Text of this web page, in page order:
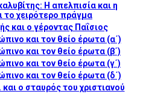
Η απελπισία και η
το χειρότερο πράγμα
και ο γέροντας Παΐσιος
και τον θείο έρωτα (α΄)
και τον θείο έρωτα (β΄)
και τον θείο έρωτα (γ΄)
και τον θείο έρωτα (δ΄)
ο σταυρός του χριστιανού